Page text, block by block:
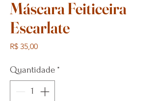
Máscara Feiticeira
Escarlate
R$ 35,00Preço
Quantidade *